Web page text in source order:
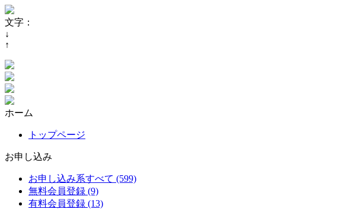
文字：
↓
↑
ホーム
トップページ
お申し込み
お申し込み系すべて (599)
無料会員登録 (9)
有料会員登録 (13)